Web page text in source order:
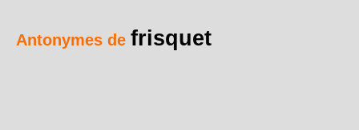
Antonymes de frisquet